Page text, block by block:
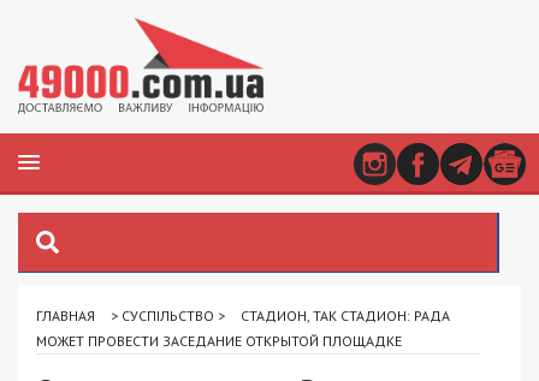
ГЛАВНАЯ > СУСПІЛЬСТВО >
СТАДИОН, ТАК СТАДИОН: РАДА
МОЖЕТ ПРОВЕСТИ ЗАСЕДАНИЕ ОТКРЫТОЙ ПЛОЩАДКЕ